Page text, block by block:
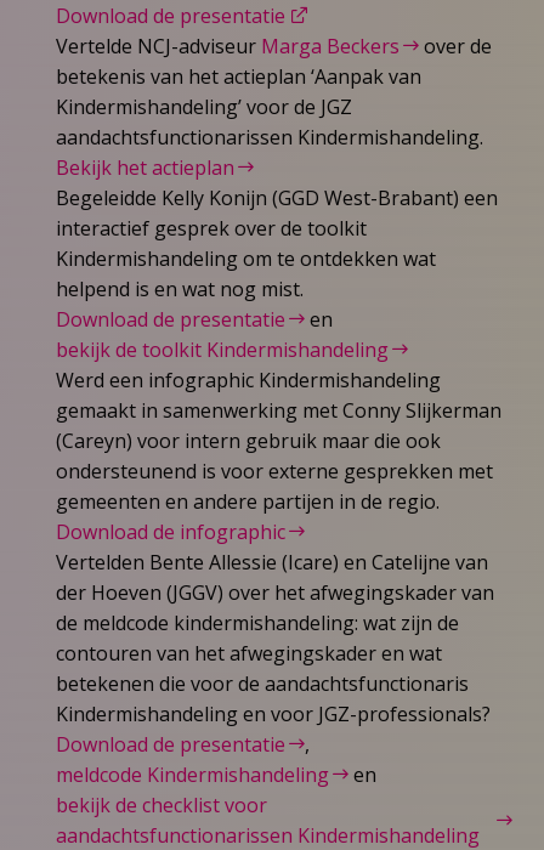
Download de presentatie
Vertelde NCJ-adviseur Marga Beckers
over de
betekenis van het actieplan ‘Aanpak van
Kindermishandeling’ voor de JGZ
aandachtsfunctionarissen Kindermishandeling.
Bekijk het actieplan
Begeleidde Kelly Konijn (GGD West-Brabant) een
interactief gesprek over de toolkit
Kindermishandeling om te ontdekken wat
helpend is en wat nog mist.
Download de presentatie
en
bekijk de toolkit Kindermishandeling
Werd een infographic Kindermishandeling
gemaakt in samenwerking met Conny Slijkerman
(Careyn) voor intern gebruik maar die ook
ondersteunend is voor externe gesprekken met
gemeenten en andere partijen in de regio.
Download de infographic
Vertelden Bente Allessie (Icare) en Catelijne van
der Hoeven (JGGV) over het afwegingskader van
de meldcode kindermishandeling: wat zijn de
contouren van het afwegingskader en wat
betekenen die voor de aandachtsfunctionaris
Kindermishandeling en voor JGZ-professionals?
Download de presentatie
,
meldcode Kindermishandeling
en
bekijk de checklist voor
aandachtsfunctionarissen Kindermishandeling